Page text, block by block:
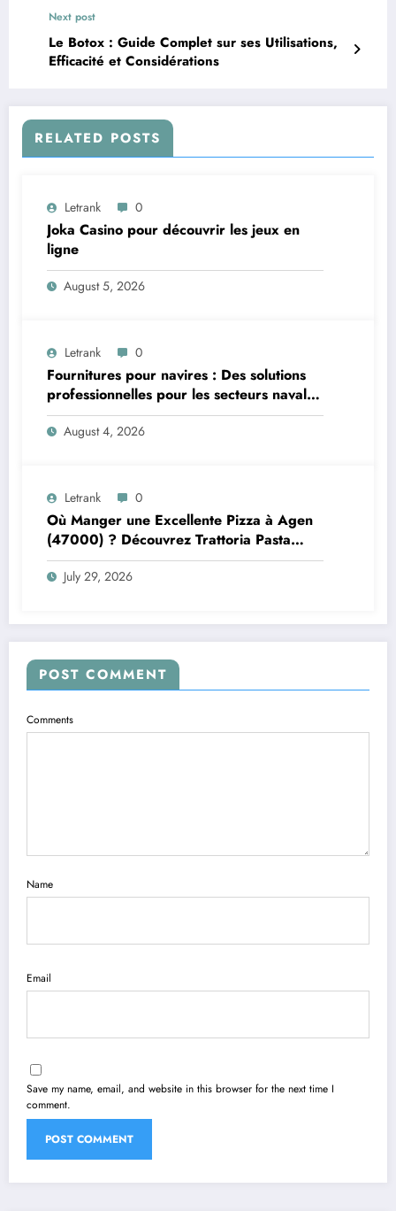
Next post
Le Botox : Guide Complet sur ses Utilisations,
Efficacité et Considérations
RELATED POSTS
Letrank 0
Joka Casino pour découvrir les jeux en
ligne
August 5, 2026
Letrank 0
Fournitures pour navires : Des solutions
professionnelles pour les secteurs naval et
offshore
August 4, 2026
Letrank 0
Où Manger une Excellente Pizza à Agen
(47000) ? Découvrez Trattoria Pasta
Pizza Brax
July 29, 2026
POST COMMENT
Comments
Name
Email
Save my name, email, and website in this browser for the next time I
comment.